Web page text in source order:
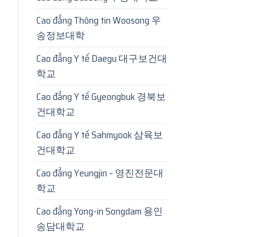
Cao đẳng Thông tin Woosong 우
송정보대학
Cao đẳng Y tế Daegu 대구보건대
학교
Cao đẳng Y tế Gyeongbuk 경북보
건대학교
Cao đẳng Y tế Sahmyook 삼육보
건대학교
Cao đẳng Yeungjin – 영진전문대
학교
Cao đẳng Yong-in Songdam 용인
송담대학교